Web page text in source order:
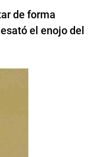
de forma
el enojo del